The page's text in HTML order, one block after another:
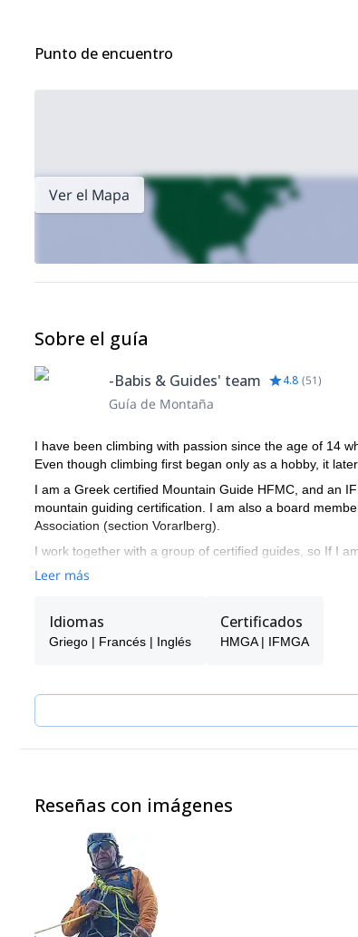
Punto de encuentro
Ver el Mapa
Sobre el guía
-Babis & Guides' team 4.8 (51)
Guía de Montaña
I have been climbing with passion since the age of 14
Even though climbing first began only as a hobby, it
I am a Greek certified Mountain Guide HFMC, and an
mountain guiding certification. I am also a board
Association (section Vorarlberg).
I work together with a group of certified guides, so If I
guide.
I love the mountains as well as the sea. I'm a
Haute Route in the Alps, to summiting Mt Elbrus in
I love to work with groups in new destinations and
Leer más
Idiomas
Griego | Francés | Inglés
Certificados
HMGA | IFMGA
Reseñas con imágenes